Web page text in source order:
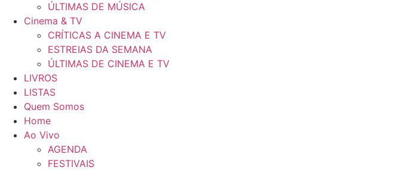
ÚLTIMAS DE MÚSICA
Cinema & TV
CRÍTICAS A CINEMA E TV
ESTREIAS DA SEMANA
ÚLTIMAS DE CINEMA E TV
LIVROS
LISTAS
Quem Somos
Home
Ao Vivo
AGENDA
FESTIVAIS